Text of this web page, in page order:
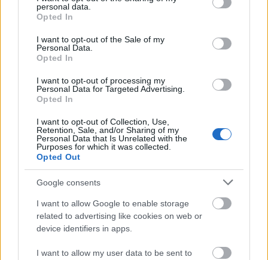
grant or deny consent to Google and its third-party tags to
use your data for below specified purposes in below Google
consent section.
personal data.
Opted In
I want to opt-out of the Sale of my
Personal Data.
Opted In
I want to opt-out of processing my
Personal Data for Targeted Advertising.
Opted In
I want to opt-out of Collection, Use,
Retention, Sale, and/or Sharing of my
Personal Data that Is Unrelated with the
Purposes for which it was collected.
Opted Out
Google consents
I want to allow Google to enable storage
related to advertising like cookies on web or
device identifiers in apps.
I want to allow my user data to be sent to
οποίος επεσήμανε ότι «το κόμμα του κ. Τσίπρα θα
είναι συνομιλητής».